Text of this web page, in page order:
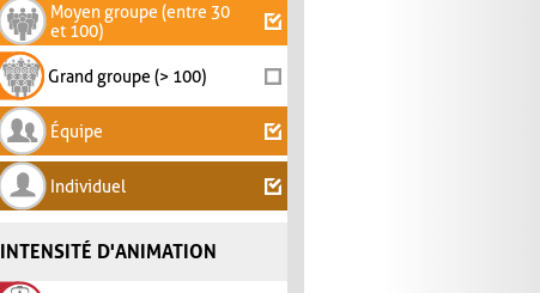
Moyen groupe (entre 30
et 100)
Grand groupe (> 100)
Équipe
Individuel
INTENSITÉ D'ANIMATION